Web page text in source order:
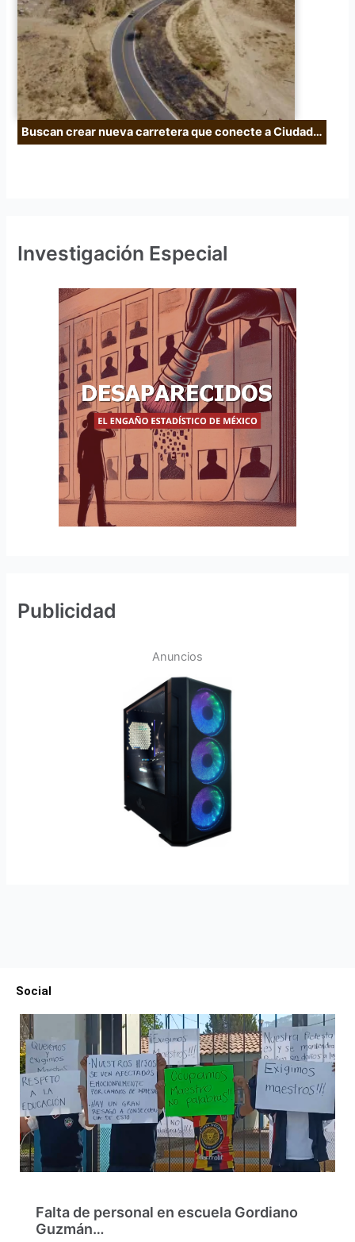
Buscan crear nueva carretera que conecte a Ciudad…
Investigación Especial
Publicidad
Anuncios
Social
Falta de personal en escuela Gordiano
Guzmán…